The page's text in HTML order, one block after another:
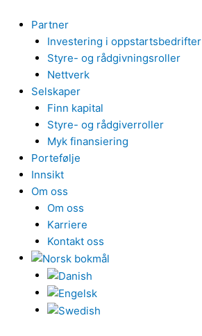
innholdet
Partner
Investering i oppstartsbedrifter
Styre- og rådgivningsroller
Nettverk
Selskaper
Finn kapital
Styre- og rådgiverroller
Myk finansiering
Portefølje
Innsikt
Om oss
Om oss
Karriere
Kontakt oss